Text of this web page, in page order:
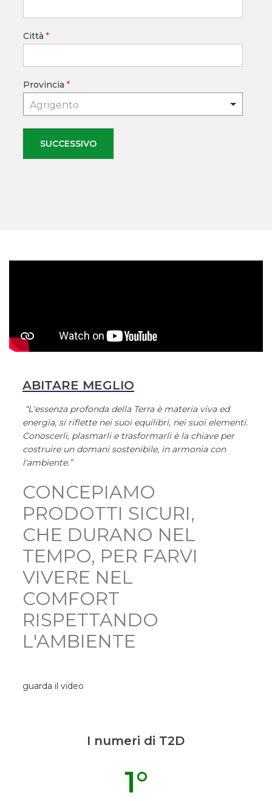
Città *
Provincia *
Agrigento
SUCCESSIVO
ABITARE MEGLIO
“L'essenza profonda della Terra è materia viva ed
energia, si riflette nei suoi equilibri, nei suoi elementi.
Conoscerli, plasmarli e trasformarli è la chiave per
costruire un domani sostenibile, in armonia con
l'ambiente.”
CONCEPIAMO
PRODOTTI SICURI,
CHE DURANO NEL
TEMPO, PER FARVI
VIVERE NEL
COMFORT
RISPETTANDO
L'AMBIENTE
guarda il video
I numeri di T2D
1°